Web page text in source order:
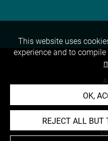
This website uses
experience and to
OK,
REJECT ALL BUT